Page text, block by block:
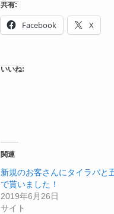
共有:
Facebook X
いいね:
関連
新規のお客さんにタイラバと
で貰いました！
2019年6月26日
サイト